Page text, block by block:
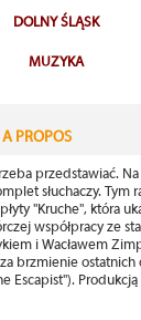
DOLNY ŚLĄSK
MUZYKA
PROPOS
przedstawiać.
słuchaczy. Tym
"Kruche", która
współpracy ze
i Wacławem
brzmienie ostatnich
Escapist"). Produkcją